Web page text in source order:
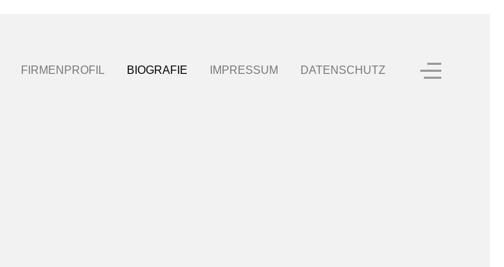
FIRMENPROFIL BIOGRAFIE IMPRESSUM DATENSCHUTZ